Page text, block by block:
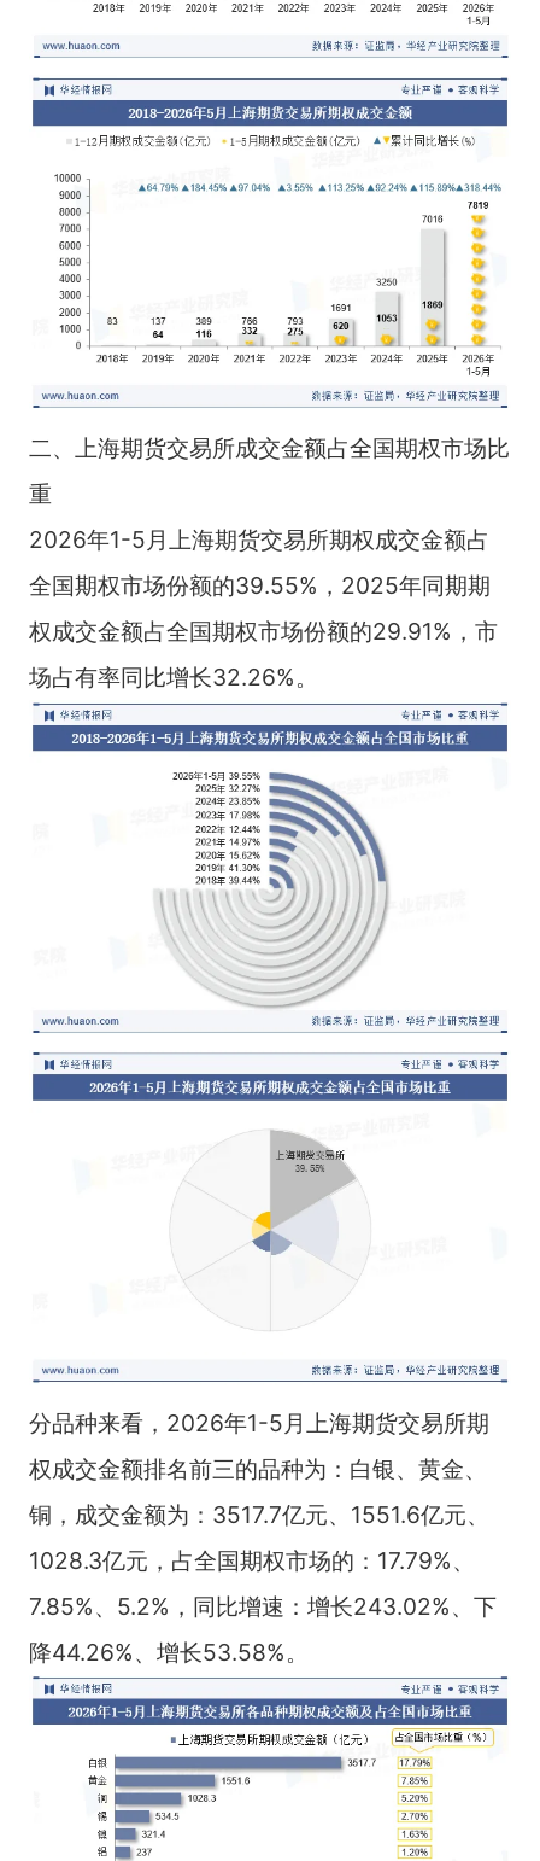
二、上海期货交易所成交金额占全国期权市场比
重
2026年1-5月上海期货交易所期权成交金额占
全国期权市场份额的39.55%，2025年同期期
权成交金额占全国期权市场份额的29.91%，市
场占有率同比增长32.26%。
分品种来看，2026年1-5月上海期货交易所期
权成交金额排名前三的品种为：白银、黄金、
铜，成交金额为：3517.7亿元、1551.6亿元、
1028.3亿元，占全国期权市场的：17.79%、
7.85%、5.2%，同比增速：增长243.02%、下
降44.26%、增长53.58%。